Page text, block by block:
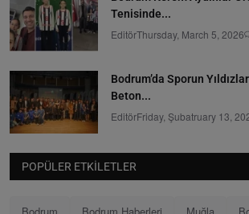
Tenisinde...
EditörThursday, March 5, 2026
Bodrum’da Sporun
Beton...
EditörFriday, Şubatruary 13,
POPÜLER ETKILETLER